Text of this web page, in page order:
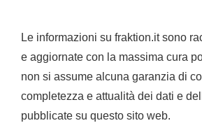
Le informazioni su fraktion.it sono
e aggiornate con la massima cura
non si assume alcuna garanzia di
completezza e attualità dei dati e
pubblicate su questo sito web.